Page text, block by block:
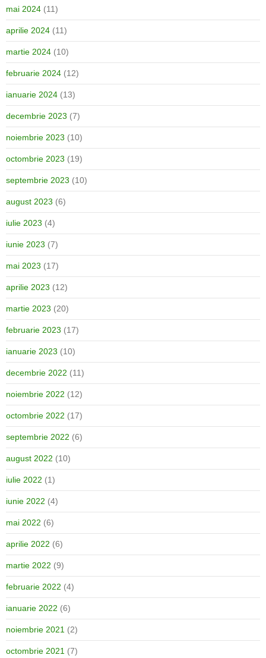
mai 2024 (11)
aprilie 2024 (11)
martie 2024 (10)
februarie 2024 (12)
ianuarie 2024 (13)
decembrie 2023 (7)
noiembrie 2023 (10)
octombrie 2023 (19)
septembrie 2023 (10)
august 2023 (6)
iulie 2023 (4)
iunie 2023 (7)
mai 2023 (17)
aprilie 2023 (12)
martie 2023 (20)
februarie 2023 (17)
ianuarie 2023 (10)
decembrie 2022 (11)
noiembrie 2022 (12)
octombrie 2022 (17)
septembrie 2022 (6)
august 2022 (10)
iulie 2022 (1)
iunie 2022 (4)
mai 2022 (6)
aprilie 2022 (6)
martie 2022 (9)
februarie 2022 (4)
ianuarie 2022 (6)
noiembrie 2021 (2)
octombrie 2021 (7)